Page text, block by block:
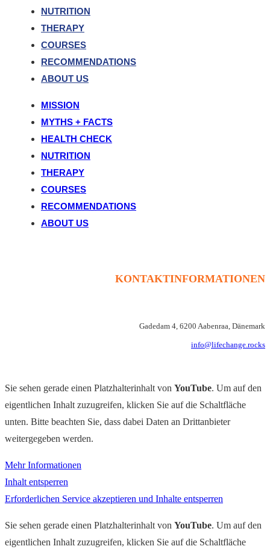
NUTRITION
THERAPY
COURSES
RECOMMENDATIONS
ABOUT US
MISSION
MYTHS + FACTS
HEALTH CHECK
NUTRITION
THERAPY
COURSES
RECOMMENDATIONS
ABOUT US
KONTAKTINFORMATIONEN
Gadedam 4, 6200 Aabenraa, Dänemark
info@lifechange.rocks
Sie sehen gerade einen Platzhalterinhalt von YouTube. Um auf den
eigentlichen Inhalt zuzugreifen, klicken Sie auf die Schaltfläche
unten. Bitte beachten Sie, dass dabei Daten an Drittanbieter
weitergegeben werden.
Mehr Informationen
Inhalt entsperren
Erforderlichen Service akzeptieren und Inhalte entsperren
Sie sehen gerade einen Platzhalterinhalt von YouTube. Um auf den
eigentlichen Inhalt zuzugreifen, klicken Sie auf die Schaltfläche